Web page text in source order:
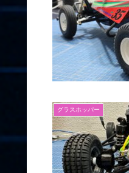
グラスホッパー